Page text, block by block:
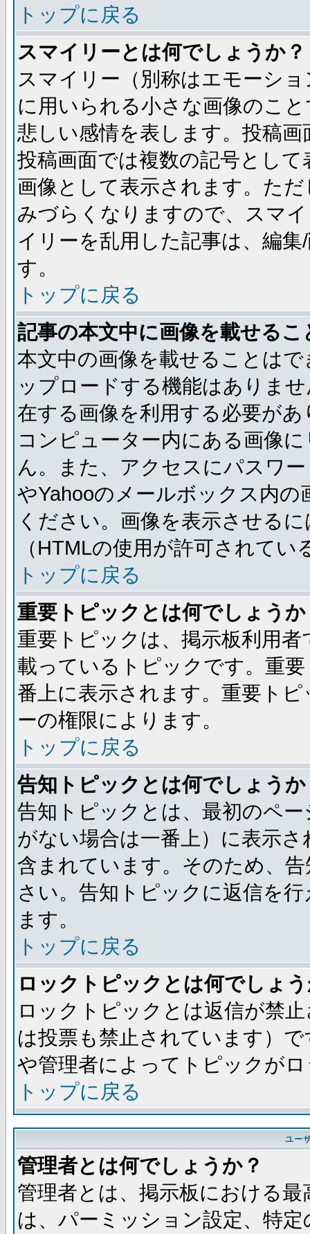
トップに戻る
スマイリーとは何でしょうか？
スマイリー（別称はエモーシ
に用いられる小さな画像のこ
悲しい感情を表します。投稿
投稿画面では複数の記号とし
画像として表示されます。た
みづらくなりますので、スマ
イリーを乱用した記事は、編
す。
トップに戻る
記事の本文中に画像を載せる
本文中の画像を載せることは
ップロードする機能はありま
在する画像を利用する必要が
コンピューター内にある画像
ん。また、アクセスにパスワ
やYahooのメールボックス内
ください。画像を表示させる
（HTMLの使用が許可されて
トップに戻る
重要トピックとは何でしょうか
重要トピックは、掲示板利用
載っているトピックです。重
番上に表示されます。重要ト
ーの権限によります。
トップに戻る
告知トピックとは何でしょうか
告知トピックとは、最初のペ
がない場合は一番上）に表示
含まれています。そのため、
さい。告知トピックに返信を
ます。
トップに戻る
ロックトピックとは何でしょ
ロックトピックとは返信が禁
は投票も禁止されています）
や管理者によってトピックが
トップに戻る
ユー
管理者とは何でしょうか？
管理者とは、掲示板における
は、パーミッション設定、特